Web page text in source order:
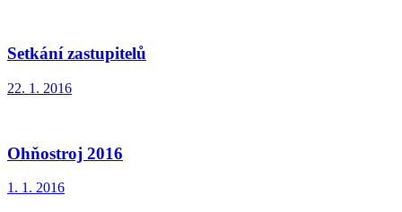
Setkání zastupitelů
22. 1. 2016
Ohňostroj 2016
1. 1. 2016